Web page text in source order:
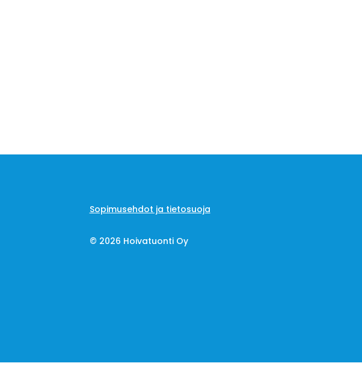
Sopimusehdot ja tietosuoja
© 2026 Hoivatuonti Oy